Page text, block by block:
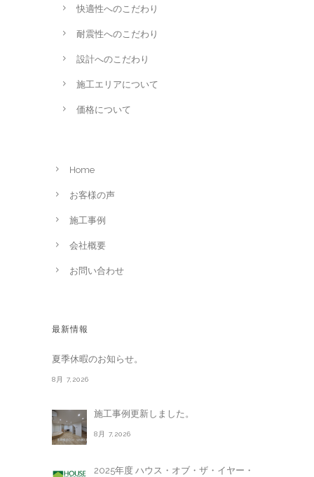
快適性へのこだわり
耐震性へのこだわり
設計へのこだわり
施工エリアについて
価格について
Home
お客様の声
施工事例
会社概要
お問い合わせ
最新情報
夏季休暇のお知らせ。
8月 7,2026
施工事例更新しました。
8月 7,2026
2025年度 ハウス・オブ・ザ・イヤー・